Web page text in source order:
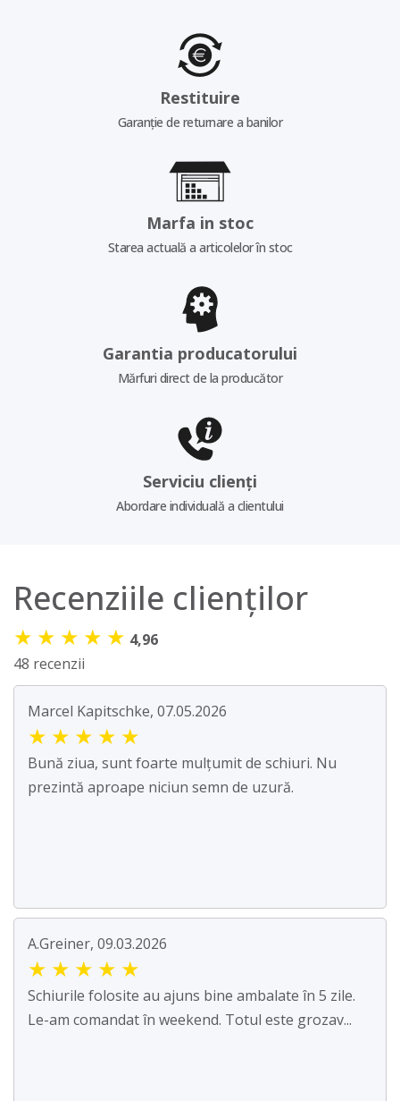
Restituire
Garanție de returnare a banilor
Marfa in stoc
Starea actuală a articolelor în stoc
Garantia producatorului
Mărfuri direct de la producător
Serviciu clienți
Abordare individuală a clientului
Recenziile clienților
★ ★ ★ ★ ★ 4,96
48 recenzii
Marcel Kapitschke, 07.05.2026
★ ★ ★ ★ ★
Bună ziua, sunt foarte mulțumit de schiuri. Nu
prezintă aproape niciun semn de uzură.
A.Greiner, 09.03.2026
★ ★ ★ ★ ★
Schiurile folosite au ajuns bine ambalate în 5 zile.
Le-am comandat în weekend. Totul este grozav...